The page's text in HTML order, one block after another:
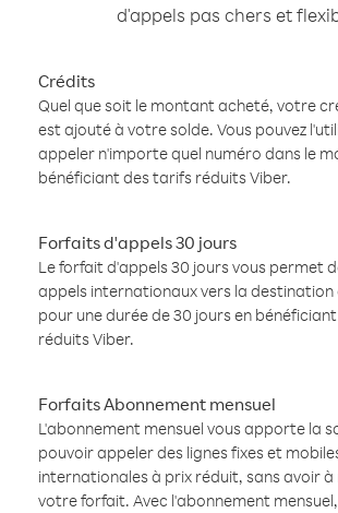
d'appels pas chers et
Crédits
Quel que soit le montant acheté, votre
est ajouté à votre solde. Vous pouvez
appeler n'importe quel numéro dans le
bénéficiant des tarifs réduits Viber.
Forfaits d'appels 30 jours
Le forfait d'appels 30 jours vous permet
appels internationaux vers la destination
pour une durée de 30 jours en
réduits Viber.
Forfaits Abonnement mensuel
L'abonnement mensuel vous apporte la
pouvoir appeler des lignes fixes et
internationales à prix réduit, sans avoir à
votre forfait. Avec l'abonnement